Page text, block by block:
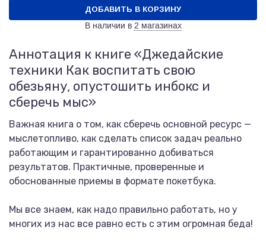
ДОБАВИТЬ В КОРЗИНУ
В наличии в 2 магазинах
Аннотация к книге «Джедайские
техники Как воспитать свою
обезьяну, опустошить инбокс и
сберечь мыс»
Важная книга о том, как сберечь основной ресурс —
мыслетопливо, как сделать список задач реально
работающим и гарантированно добиваться
результатов. Практичные, проверенные и
обоснованные приемы в формате покетбука.
Мы все знаем, как надо правильно работать, но у
многих из нас все равно есть с этим огромная беда!